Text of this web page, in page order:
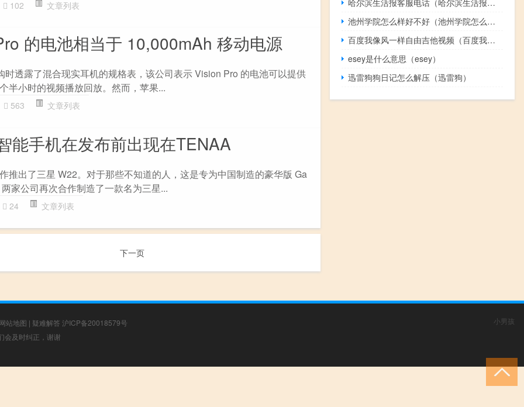
102 文章列表
的电池相当于 10,000mAh 移动电源
时透露了混合现实耳机的规格表，该公司表示 Vision Pro 的电池可以提供
半小时的视频播放回放。然而，苹果...
563 文章列表
能手机在发布前出现在TENAA
推出了三星 W22。对于那些不知道的人，这是专为中国制造的豪华版 Ga
家公司再次合作制造了一款名为三星...
24 文章列表
下一页
哈尔滨生活报客服电话（哈尔滨生活报电子版）
池州学院怎么样好不好（池州学院怎么样）
百度我像风一样自由吉他视频（百度我知道）
esey是什么意思（esey）
迅雷狗狗日记怎么解压（迅雷狗）
站地图 | 疑难解答 沪ICP备20018579号
会及时纠正，谢谢
小男孩